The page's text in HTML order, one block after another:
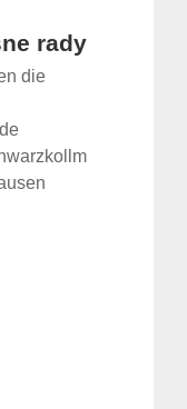
rady
die